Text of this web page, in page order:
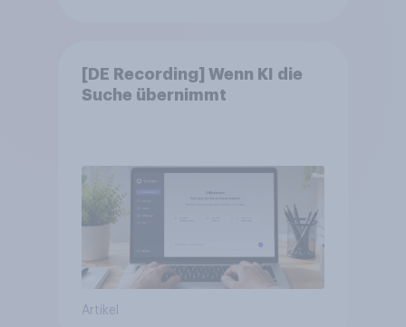
[DE Recording] Wenn KI die
Suche übernimmt
Artikel